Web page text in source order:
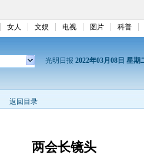
女人 文娱 电视 图片 科普
光明日报 2022年03月08日 星期
返回目录
两会长镜头